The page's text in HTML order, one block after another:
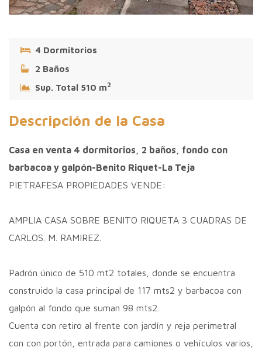
4 Dormitorios
2 Baños
Sup. Total 510 m2
Descripción de la Casa
Casa en venta 4 dormitorios, 2 baños, fondo con
barbacoa y galpón-Benito Riquet-La Teja
PIETRAFESA PROPIEDADES VENDE:
AMPLIA CASA SOBRE BENITO RIQUETA 3 CUADRAS DE
CARLOS. M. RAMIREZ.
Padrón único de 510 mt2 totales, donde se encuentra
construido la casa principal de 117 mts2 y barbacoa con
galpón al fondo que suman 98 mts2.
Cuenta con retiro al frente con jardín y reja perimetral
con con portón, entrada para camiones o vehículos varios,